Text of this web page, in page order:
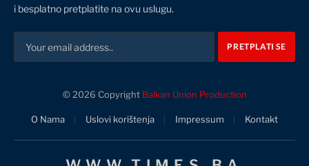
i besplatno pretplatite na ovu uslugu.
© 2026 Copyright Balkan Union Production
O Nama Uslovi korištenja Impressum Kontakt